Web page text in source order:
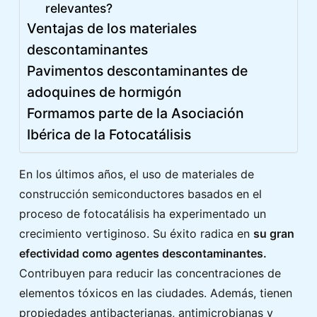
relevantes?
Ventajas de los materiales
descontaminantes
Pavimentos descontaminantes de
adoquines de hormigón
Formamos parte de la Asociación
Ibérica de la Fotocatálisis
En los últimos años, el uso de materiales de
construcción semiconductores basados en el
proceso de fotocatálisis ha experimentado un
crecimiento vertiginoso. Su éxito radica en su gran
efectividad como agentes descontaminantes.
Contribuyen para reducir las concentraciones de
elementos tóxicos en las ciudades. Además, tienen
propiedades antibacterianas, antimicrobianas y